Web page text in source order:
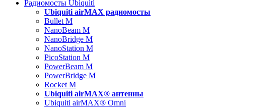
Радиомосты Ubiquiti
Ubiquiti airMAX радиомосты
Bullet M
NanoBeam M
NanoBridge M
NanoStation M
PicoStation M
PowerBeam M
PowerBridge M
Rocket M
Ubiquiti airMAX® антенны
Ubiquiti airMAX® Omni